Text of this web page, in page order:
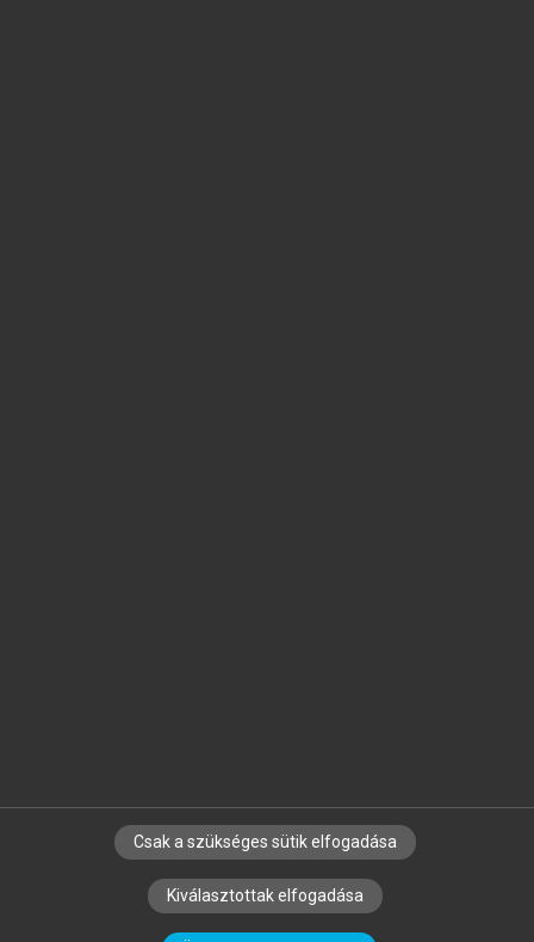
SZERZŐKNEK CÉGEKNEK KÖNYVTÁROSOKNAK
SZERKESZTÉSI ÉS LEKTORÁLÁSI ALAPELVEK
Csak a szükséges sütik elfogadása
Kiválasztottak elfogadása